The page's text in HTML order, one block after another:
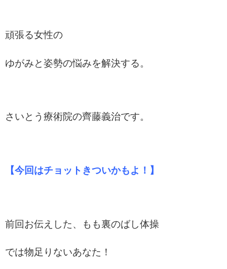
頑張る女性の
ゆがみと姿勢の悩みを解決する。
さいとう療術院の齊藤義治です。
【今回はチョットきついかもよ！】
前回お伝えした、もも裏のばし体操
では物足りないあなた！